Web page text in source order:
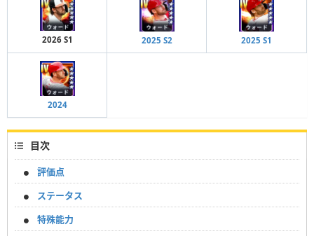
2026 S1 2025 S2 2025 S1
2024
目次
評価点
ステータス
特殊能力